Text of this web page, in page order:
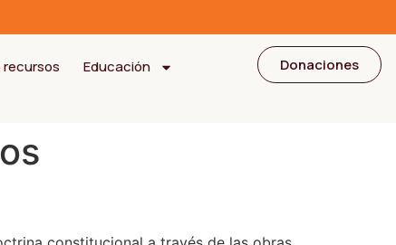
recursos Educación Donaciones